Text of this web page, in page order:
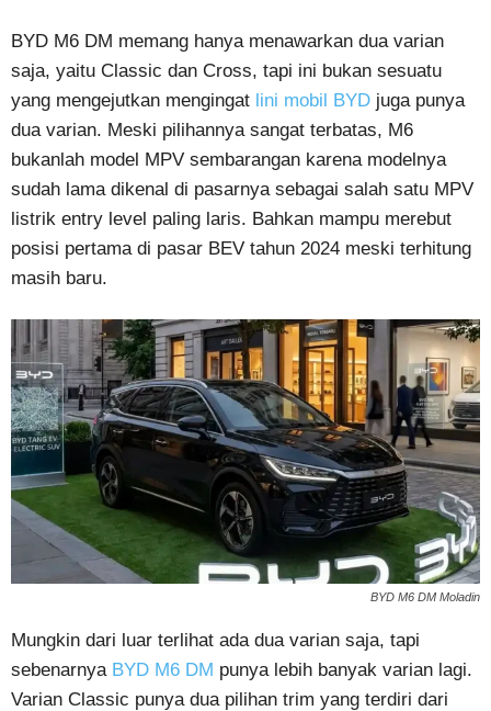
BYD M6 DM memang hanya menawarkan dua varian
saja, yaitu Classic dan Cross, tapi ini bukan sesuatu
yang mengejutkan mengingat lini mobil BYD juga punya
dua varian. Meski pilihannya sangat terbatas, M6
bukanlah model MPV sembarangan karena modelnya
sudah lama dikenal di pasarnya sebagai salah satu MPV
listrik entry level paling laris. Bahkan mampu merebut
posisi pertama di pasar BEV tahun 2024 meski terhitung
masih baru.
BYD M6 DM Moladin
Mungkin dari luar terlihat ada dua varian saja, tapi
sebenarnya BYD M6 DM punya lebih banyak varian lagi.
Varian Classic punya dua pilihan trim yang terdiri dari